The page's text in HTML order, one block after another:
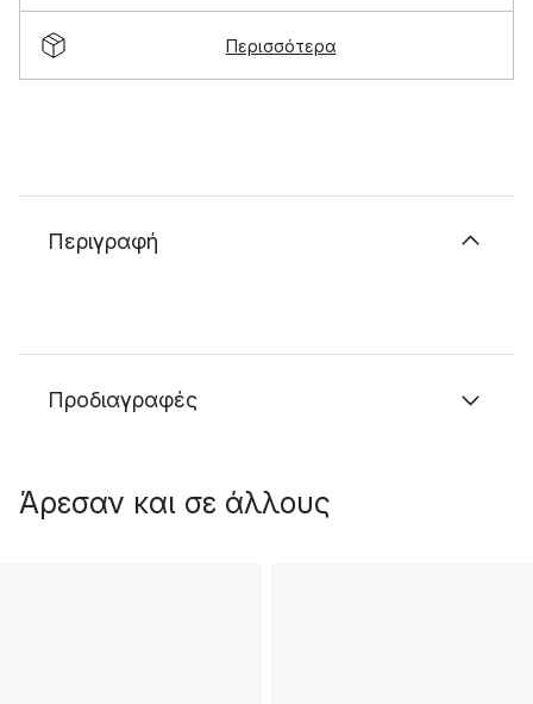
Περισσότερα
Περιγραφή
Προδιαγραφές
Άρεσαν και σε άλλους